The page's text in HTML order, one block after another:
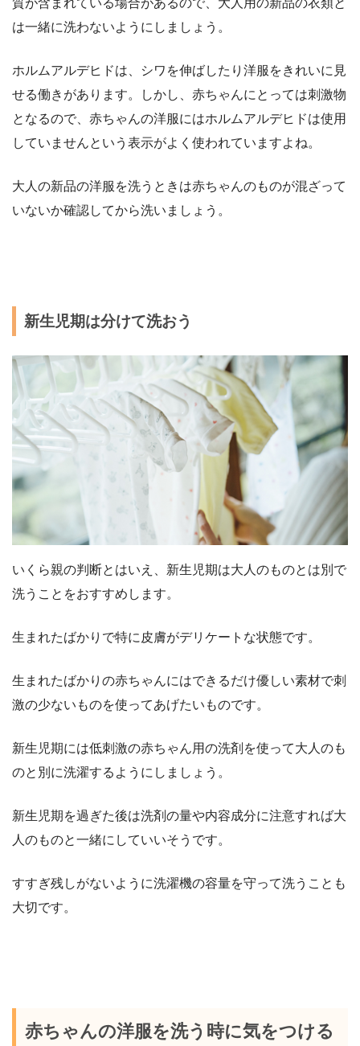
質が含まれている場合があるので、大人用の新品の衣類と
は一緒に洗わないようにしましょう。
ホルムアルデヒドは、シワを伸ばしたり洋服をきれいに見
せる働きがあります。しかし、赤ちゃんにとっては刺激物
となるので、赤ちゃんの洋服にはホルムアルデヒドは使用
していませんという表示がよく使われていますよね。
大人の新品の洋服を洗うときは赤ちゃんのものが混ざって
いないか確認してから洗いましょう。
新生児期は分けて洗おう
いくら親の判断とはいえ、新生児期は大人のものとは別で
洗うことをおすすめします。
生まれたばかりで特に皮膚がデリケートな状態です。
生まれたばかりの赤ちゃんにはできるだけ優しい素材で刺
激の少ないものを使ってあげたいものです。
新生児期には低刺激の赤ちゃん用の洗剤を使って大人のも
のと別に洗濯するようにしましょう。
新生児期を過ぎた後は洗剤の量や内容成分に注意すれば大
人のものと一緒にしていいそうです。
すすぎ残しがないように洗濯機の容量を守って洗うことも
大切です。
赤ちゃんの洋服を洗う時に気をつける